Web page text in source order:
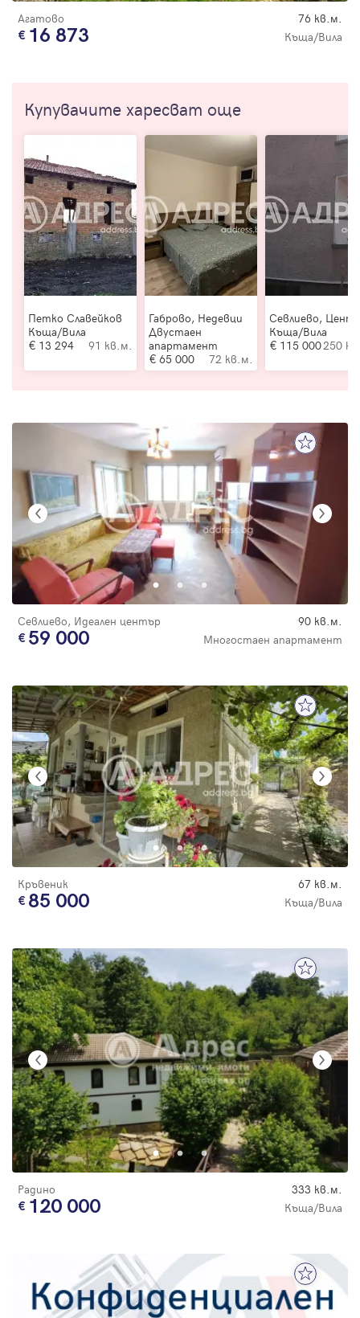
Агатово 76 кв.м.
16 873 Къща/Вила
Купувачите харесват още
Петко Славейков
Къща/Вила
13 294
91 кв.м.
Габрово, Недевци
Двустаен
апартамент
65 000
72 кв.м.
Севлиево,
Къща/Вила
115 000250
Севлиево, Идеален център 90 кв.м.
59 000 Многостаен апартамент
Кръвеник 67 кв.м.
85 000 Къща/Вила
Радино 333 кв.м.
120 000 Къща/Вила